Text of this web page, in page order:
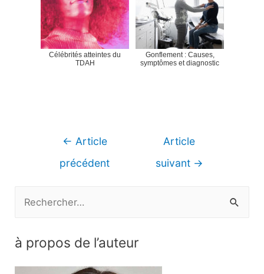
Célébrités atteintes du
TDAH
Gonflement : Causes,
symptômes et diagnostic
Navigation
← Article
précédent
Article
suivant →
h
à propos de l’auteur